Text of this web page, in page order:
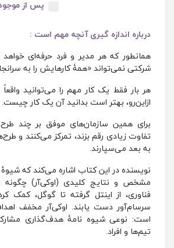
پس از
درباره اندازه گیری آنچه مهم است :
همانطور که هر مدیر و فرد حرفه‌ای
شرکتی نمی‌تواند «همۀ کارهایش را به
هر بار فقط یک کار مهم را می‌توانید
ازاین‌رو، بهتر است بدانید آن یک کار چیست.
برای همین سازمان‌های موفق بر چند
تفاوت زیادی رقم بزند، تمرکز می‌کنند و
به بعد می‌سپارند.
نویسنده در این کتاب اشاره می‌کند که
مشخص و نتایج کلیدی (او‌کی‌آر)
فناوری، از اینتل گرفته تا گوگل، کمک
سرسام‌آور دست یابند. اوکی‌آر مخفف
است: نوعی شیوه نامۀ هدف‌گذاری
تیم‌ها و افراد.